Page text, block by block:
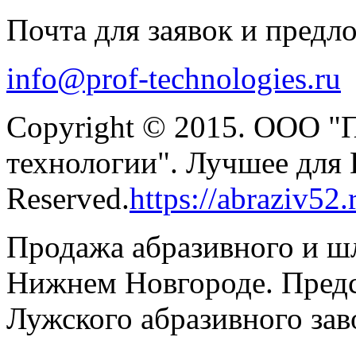
Почта для заявок и
info@prof-technologies.ru
Copyright © 2015. ООО
технологии". Лучшее
Reserved.https://
Продажа абразивного и
Нижнем Новгороде.
Лужского абразивного